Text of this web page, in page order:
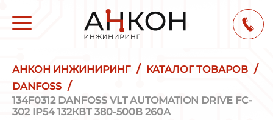
АНКОН ИНЖИНИРИНГ / КАТАЛОГ ТОВАРОВ /
DANFOSS /
134F0312 DANFOSS VLT AUTOMATION DRIVE FC-
302 IP54 132КВТ 380-500В 260А